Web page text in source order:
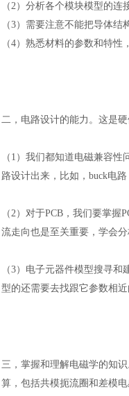
（2）分析各个模块模型的连
（3）需要注意不能把导体结
（4）熟悉材料的参数和特性
二， 电路设计的能力。这是
（1） 我们都知道电磁兼容性
路设计出来，比如， buck电
（2） 对于PCB，我们要掌握
流走向也是至关重要，学会
（3） 电子元器件模型搜寻和
型的还需要去找跟它参数相
三， 掌握和理解电磁学的知
算，包括共模扼流圈和差模